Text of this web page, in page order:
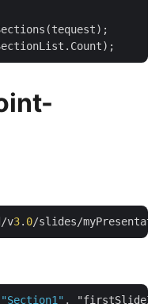
v3. 0
"Section1" ,